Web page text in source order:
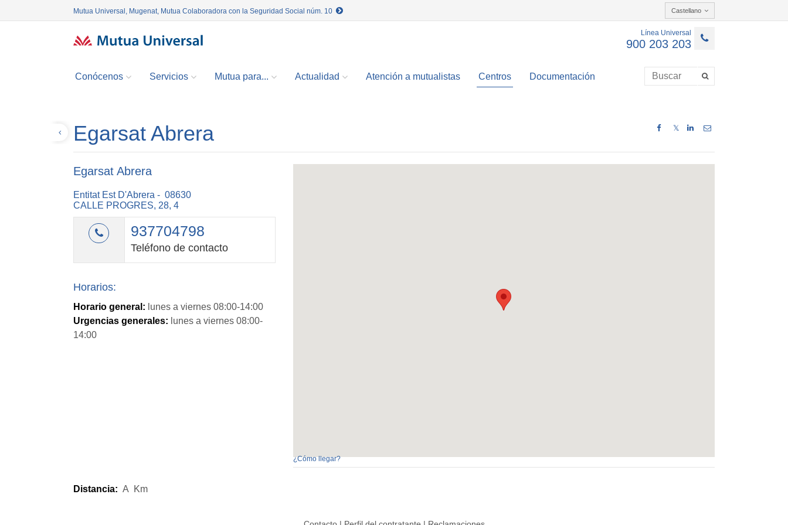
Mutua Universal, Mugenat, Mutua Colaboradora con la Seguridad Social núm. 10 Castellano
Línea Universal
900 203 203
Conócenos Servicios Mutua para... Actualidad Atención a mutualistas Centros Documentación
𝕏
Egarsat Abrera
Egarsat Abrera
Entitat Est D'Abrera - 08630
CALLE PROGRES, 28, 4
937704798
Teléfono de contacto
Horarios:
Horario general: lunes a viernes 08:00-14:00
Urgencias generales: lunes a viernes 08:00-
14:00
¿Cómo llegar?
Distancia: A Km